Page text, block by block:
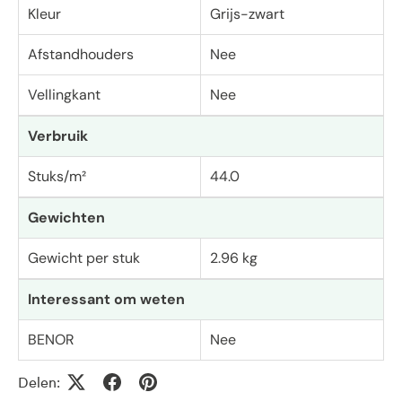
Kleur Grijs-zwart
Afstandhouders Nee
Vellingkant Nee
Verbruik
Stuks/m² 44.0
Gewichten
Gewicht per stuk 2.96 kg
Interessant om weten
BENOR Nee
Delen: